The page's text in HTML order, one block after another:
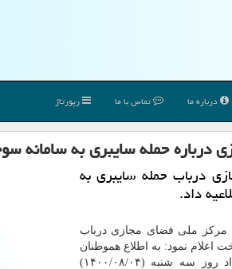
درباره ما تماس با ما رپورتاژ
درباره حمله سایبری به سامانه
درباب حمله سایبری به
داد.
مرکز ملی فضای مجازی درباب
اعلام نمود: به اطلاع هموطنان
گرامی می رساند، ساعت ۱۱ بامداد روز سه شنبه (۱۴۰۰/۰۸/۰۴)